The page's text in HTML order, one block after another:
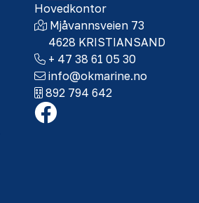
Hovedkontor
Mjåvannsveien 73
4628 KRISTIANSAND
+ 47 38 61 05 30
info@okmarine.no
892 794 642